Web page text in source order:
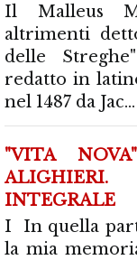
Il Malleus
altrimenti
delle
redatto in
nel 1487 da Jac...
"VITA
ALIGHIERI.
INTEGRALE
I In quella
la mia